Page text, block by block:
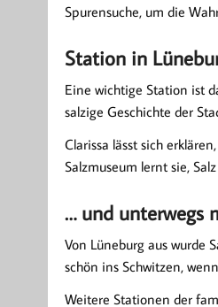
Spurensuche, um die
Station in
Eine wichtige Station ist
salzige Geschichte der
Clarissa lässt sich
Salzmuseum lernt sie,
… und unterwegs
Von Lüneburg aus wurde
schön ins Schwitzen,
Weitere Stationen der